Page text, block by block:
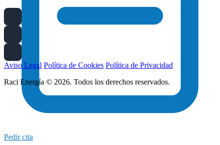
Pedir cita
Aviso Legal Política de Cookies Política de Privacidad
Raci Energía © 2026. Todos los derechos reservados.